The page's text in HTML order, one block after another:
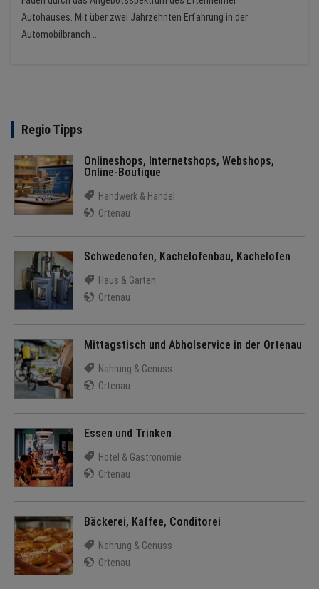
Autohauses. Mit über zwei Jahrzehnten Erfahrung in der
Automobilbranch ...
Regio Tipps
Onlineshops, Internetshops, Webshops,
Online-Boutique
Handwerk & Handel
Ortenau
Schwedenofen, Kachelofenbau, Kachelofen
Haus & Garten
Ortenau
Mittagstisch und Abholservice in der Ortenau
Nahrung & Genuss
Ortenau
Essen und Trinken
Hotel & Gastronomie
Ortenau
Bäckerei, Kaffee, Conditorei
Nahrung & Genuss
Ortenau